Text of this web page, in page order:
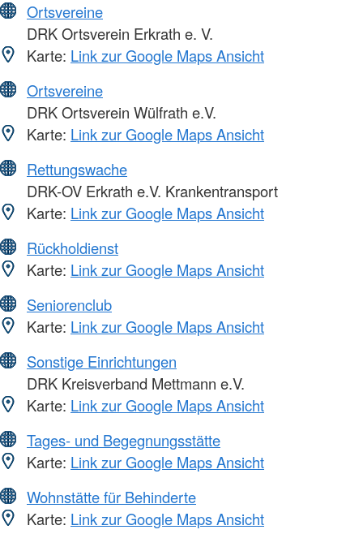
Ortsvereine
DRK Ortsverein Erkrath e. V.
Karte: Link zur Google Maps Ansicht
Ortsvereine
DRK Ortsverein Wülfrath e.V.
Karte: Link zur Google Maps Ansicht
Rettungswache
DRK-OV Erkrath e.V. Krankentransport
Karte: Link zur Google Maps Ansicht
Rückholdienst
Karte: Link zur Google Maps Ansicht
Seniorenclub
Karte: Link zur Google Maps Ansicht
Sonstige Einrichtungen
DRK Kreisverband Mettmann e.V.
Karte: Link zur Google Maps Ansicht
Tages- und Begegnungsstätte
Karte: Link zur Google Maps Ansicht
Wohnstätte für Behinderte
Karte: Link zur Google Maps Ansicht